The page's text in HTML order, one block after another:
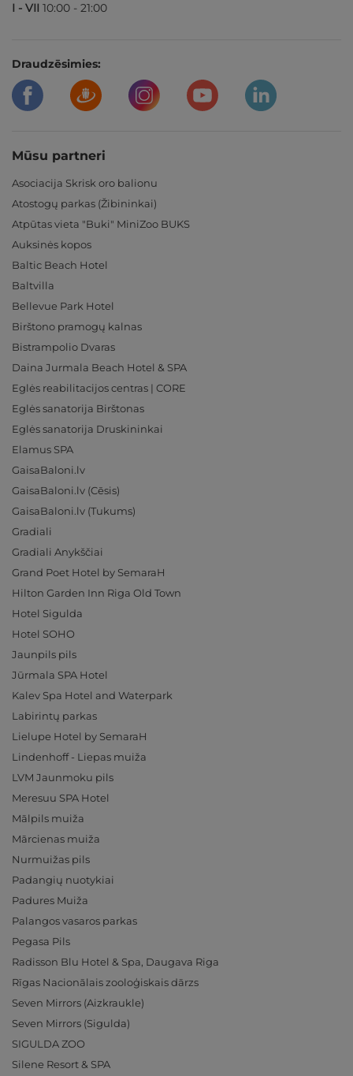
I - VII 10:00 - 21:00
Draudzēsimies:
Mūsu partneri
Asociacija Skrisk oro balionu
Atostogų parkas (Žibininkai)
Atpūtas vieta "Buki" MiniZoo BUKS
Auksinės kopos
Baltic Beach Hotel
Baltvilla
Bellevue Park Hotel
Birštono pramogų kalnas
Bistrampolio Dvaras
Daina Jurmala Beach Hotel & SPA
Eglės reabilitacijos centras | CORE
Eglės sanatorija Birštonas
Eglės sanatorija Druskininkai
Elamus SPA
GaisaBaloni.lv
GaisaBaloni.lv (Cēsis)
GaisaBaloni.lv (Tukums)
Gradiali
Gradiali Anykščiai
Grand Poet Hotel by SemaraH
Hilton Garden Inn Riga Old Town
Hotel Sigulda
Hotel SOHO
Jaunpils pils
Jūrmala SPA Hotel
Kalev Spa Hotel and Waterpark
Labirintų parkas
Lielupe Hotel by SemaraH
Lindenhoff - Liepas muiža
LVM Jaunmoku pils
Meresuu SPA Hotel
Mālpils muiža
Mārcienas muiža
Nurmuižas pils
Padangių nuotykiai
Padures Muiža
Palangos vasaros parkas
Pegasa Pils
Radisson Blu Hotel & Spa, Daugava Riga
Rīgas Nacionālais zooloģiskais dārzs
Seven Mirrors (Aizkraukle)
Seven Mirrors (Sigulda)
SIGULDA ZOO
Silene Resort & SPA